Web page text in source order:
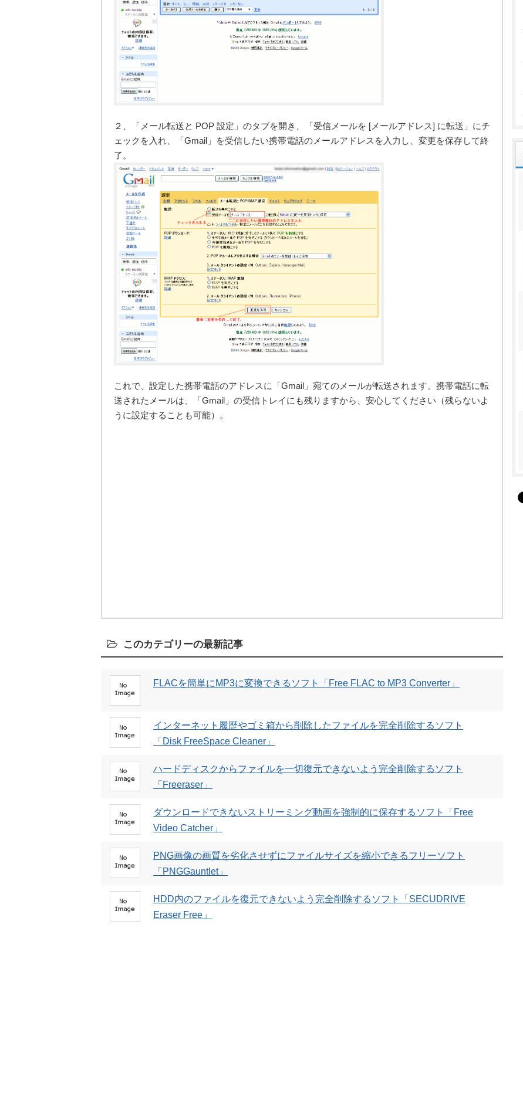
２、「メール転送と POP 設定」のタブを開き、「受信メールを [メールアドレス] に転送」にチ
ェックを入れ、「Gmail」を受信したい携帯電話のメールアドレスを入力し、変更を保存して終
了。
これで、設定した携帯電話のアドレスに「Gmail」宛てのメールが転送されます。携帯電話に転
送されたメールは、「Gmail」の受信トレイにも残りますから、安心してください（残らないよ
うに設定することも可能）。
このカテゴリーの最新記事
FLACを簡単にMP3に変換できるソフト「Free FLAC to MP3 Converter」
インターネット履歴やゴミ箱から削除したファイルを完全削除するソフト
「Disk FreeSpace Cleaner」
ハードディスクからファイルを一切復元できないよう完全削除するソフト
「Freeraser」
ダウンロードできないストリーミング動画を強制的に保存するソフト「Free
Video Catcher」
PNG画像の画質を劣化させずにファイルサイズを縮小できるフリーソフト
「PNGGauntlet」
HDD内のファイルを復元できないよう完全削除するソフト「SECUDRIVE
Eraser Free」